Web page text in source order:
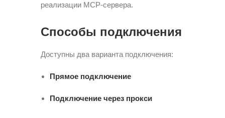
реализации MCP-сервера.
Способы подключения
Доступны два варианта подключения:
Прямое подключение
Подключение через прокси